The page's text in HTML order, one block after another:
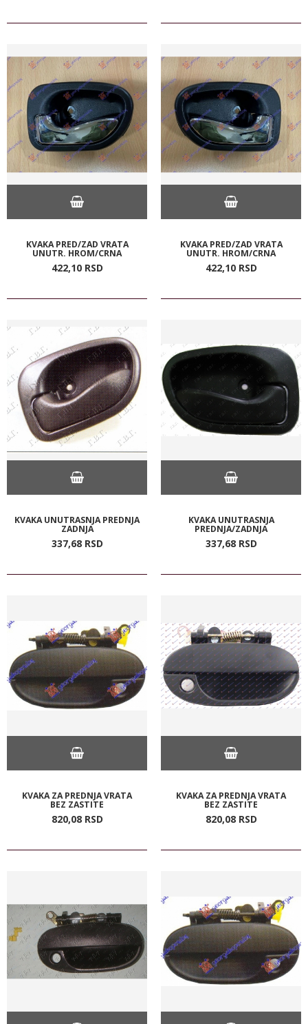
KVAKA PRED/ZAD VRATA
UNUTR. HROM/CRNA
422,10 RSD
KVAKA PRED/ZAD VRATA
UNUTR. HROM/CRNA
422,10 RSD
KVAKA UNUTRASNJA PREDNJA
ZADNJA
337,68 RSD
KVAKA UNUTRASNJA
PREDNJA/ZADNJA
337,68 RSD
KVAKA ZA PREDNJA VRATA
BEZ ZASTITE
820,08 RSD
KVAKA ZA PREDNJA VRATA
BEZ ZASTITE
820,08 RSD